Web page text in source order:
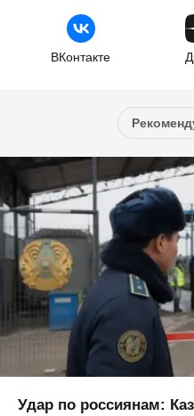
ВКонтакте
Удар по россиянам: